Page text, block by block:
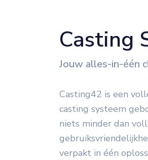
Casting
Jouw alles-in-één
Casting42 is een
casting systeem
niets minder dan
verpakt in één